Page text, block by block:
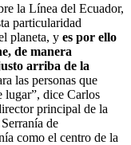
la Línea del Ecuador,
particularidad
planeta, y es por ello
de manera
arriba de la
las personas que
lugar”, dice Carlos
principal de la
de
como el centro de la